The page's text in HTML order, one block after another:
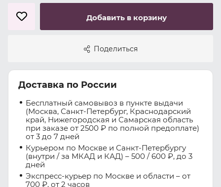
Добавить в корзину
Поделиться
Доставка по России
Бесплатный самовывоз в пункте выдачи
(Москва, Санкт-Петербург, Краснодарский
край, Нижегородская и Самарская область
при заказе от 2500 ₽ по полной предоплате)
от 3 до 7 дней
Курьером по Москве и Санкт-Петербургу
(внутри / за МКАД и КАД) – 500 / 600 ₽, до 3
дней
Экспресс-курьер по Москве и области – от
700 ₽, от 2 часов